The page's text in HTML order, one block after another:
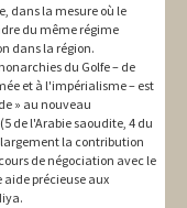
dans la mesure où le
du même régime
dans la région.
du Golfe – de
et à l'impérialisme – est
» au nouveau
de l'Arabie saoudite, 4 du
la contribution
de négociation avec le
précieuse aux